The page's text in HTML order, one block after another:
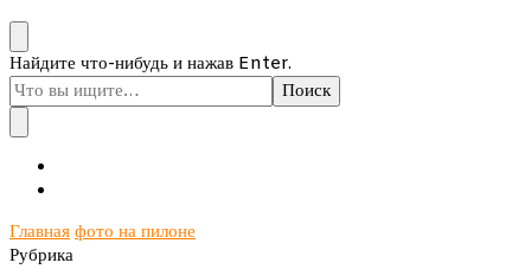
Ищите
что-
то?
Найдите что-нибудь и нажав Enter.
Главная фото на пилоне
Рубрика